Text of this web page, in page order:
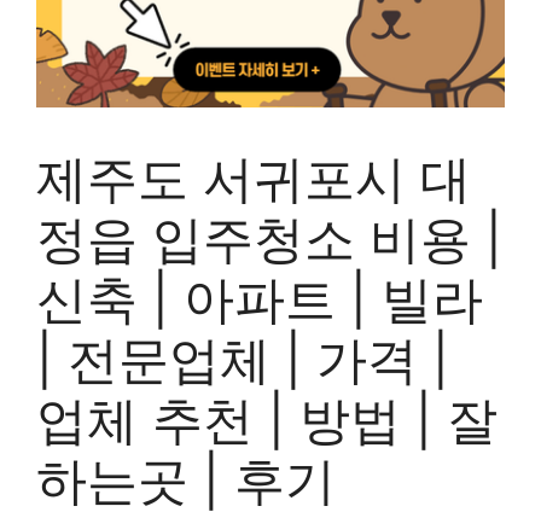
제주도 서귀포시 대
정읍 입주청소 비용 |
신축 | 아파트 | 빌라
| 전문업체 | 가격 |
업체 추천 | 방법 | 잘
하는곳 | 후기